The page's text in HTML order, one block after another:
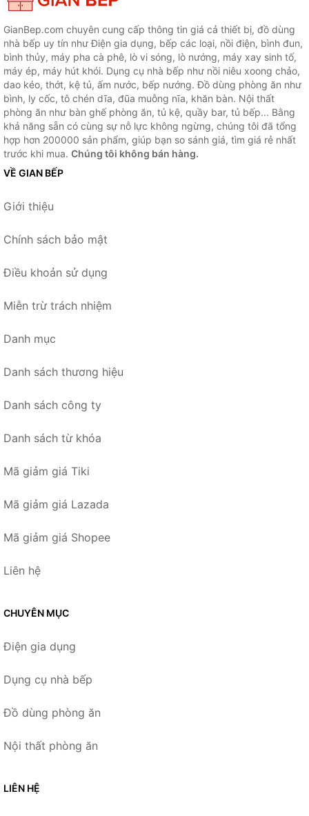
GianBep.com chuyên cung cấp thông tin giá cả thiết bị, đồ dùng
nhà bếp uy tín như Điện gia dụng, bếp các loại, nồi điện, bình đun,
bình thủy, máy pha cà phê, lò vi sóng, lò nướng, máy xay sinh tố,
máy ép, máy hút khói. Dụng cụ nhà bếp như nồi niêu xoong chảo,
dao kéo, thớt, kệ tủ, ấm nước, bếp nướng. Đồ dùng phòng ăn như
bình, ly cốc, tô chén dĩa, đũa muỗng nĩa, khăn bàn. Nội thất
phòng ăn như bàn ghế phòng ăn, tủ kệ, quầy bar, tủ bếp... Bằng
khả năng sẵn có cùng sự nỗ lực không ngừng, chúng tôi đã tổng
hợp hơn 200000 sản phẩm, giúp bạn so sánh giá, tìm giá rẻ nhất
trước khi mua. Chúng tôi không bán hàng.
VỀ GIAN BẾP
Giới thiệu
Chính sách bảo mật
Điều khoản sử dụng
Miễn trừ trách nhiệm
Danh mục
Danh sách thương hiệu
Danh sách công ty
Danh sách từ khóa
Mã giảm giá Tiki
Mã giảm giá Lazada
Mã giảm giá Shopee
Liên hệ
CHUYÊN MỤC
Điện gia dụng
Dụng cụ nhà bếp
Đồ dùng phòng ăn
Nội thất phòng ăn
LIÊN HỆ